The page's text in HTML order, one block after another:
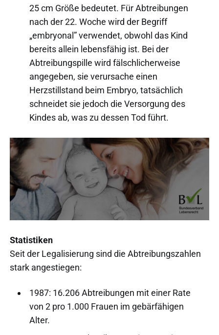
25 cm Größe bedeutet. Für Abtreibungen
nach der 22. Woche wird der Begriff
„embryonal” verwendet, obwohl das Kind
bereits allein lebensfähig ist. Bei der
Abtreibungspille wird fälschlicherweise
angegeben, sie verursache einen
Herzstillstand beim Embryo, tatsächlich
schneidet sie jedoch die Versorgung des
Kindes ab, was zu dessen Tod führt.
Statistiken
Seit der Legalisierung sind die Abtreibungszahlen
stark angestiegen:
1987: 16.206 Abtreibungen mit einer Rate
von 2 pro 1.000 Frauen im gebärfähigen
Alter.